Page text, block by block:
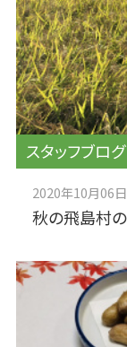
2020年10月06日
秋の飛島村
スタッフブログ